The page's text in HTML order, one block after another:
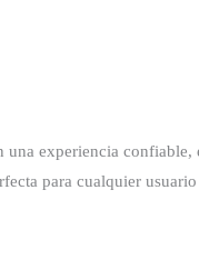
experiencia
para cualquier